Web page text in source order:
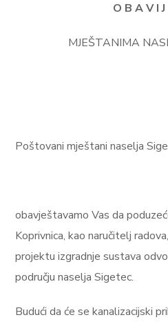
O B A V I
MJEŠTANIMA
Poštovani mještani naselja
obavještavamo Vas da
Koprivnica, kao naručitelj
projektu izgradnje sustava
području naselja Sigetec.
Budući da će se kanalizacijski